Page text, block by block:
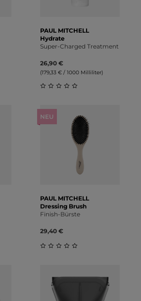
PAUL MITCHELL
Hydrate
Super-Charged Treatment
26,90 €
(179,33 € / 1000 Milliliter)
NEU
PAUL MITCHELL
Dressing Brush
Finish-Bürste
29,40 €